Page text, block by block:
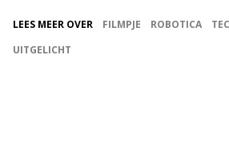
LEES MEER OVER FILMPJE ROBOTICA
UITGELICHT